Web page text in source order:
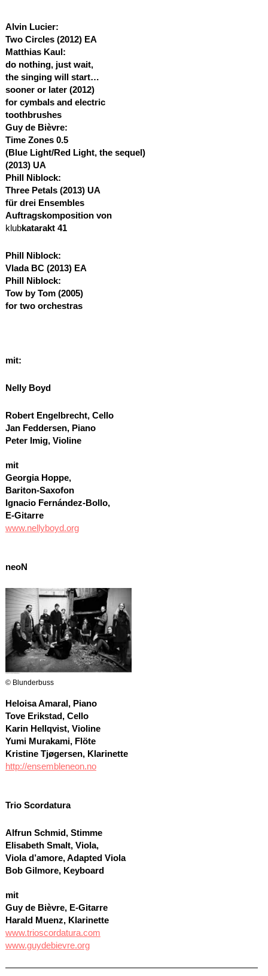
Alvin Lucier:
Two Circles (2012) EA
Matthias Kaul:
do nothing, just wait,
the singing will start…
sooner or later (2012)
for cymbals and electric
toothbrushes
Guy de Bièvre:
Time Zones 0.5
(Blue Light/Red Light, the sequel)
(2013) UA
Phill Niblock:
Three Petals (2013) UA
für drei Ensembles
Auftragskomposition von
klubkatarakt41
Phill Niblock:
Vlada BC (2013) EA
Phill Niblock:
Tow by Tom (2005)
for two orchestras
mit:
Nelly Boyd
Robert Engelbrecht, Cello
Jan Feddersen, Piano
Peter Imig, Violine
mit
Georgia Hoppe,
Bariton-Saxofon
Ignacio Fernández-Bollo,
E-Gitarre
www.nellyboyd.org
neoN
© Blunderbuss
Heloisa Amaral, Piano
Tove Erikstad, Cello
Karin Hellqvist, Violine
Yumi Murakami, Flöte
Kristine Tjøgersen, Klarinette
http://ensembleneon.no
Trio Scordatura
Alfrun Schmid, Stimme
Elisabeth Smalt, Viola,
Viola d’amore, Adapted Viola
Bob Gilmore, Keyboard
mit
Guy de Bièvre, E-Gitarre
Harald Muenz, Klarinette
www.trioscordatura.com
www.guydebievre.org